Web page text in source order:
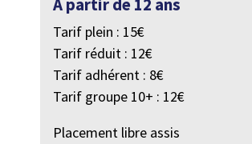
A partir de 12 ans
Tarif plein : 15€
Tarif réduit : 12€
Tarif adhérent : 8€
Tarif groupe 10+ : 12€
Placement libre assis